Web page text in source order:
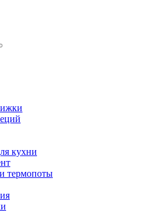
кухни
термопоты